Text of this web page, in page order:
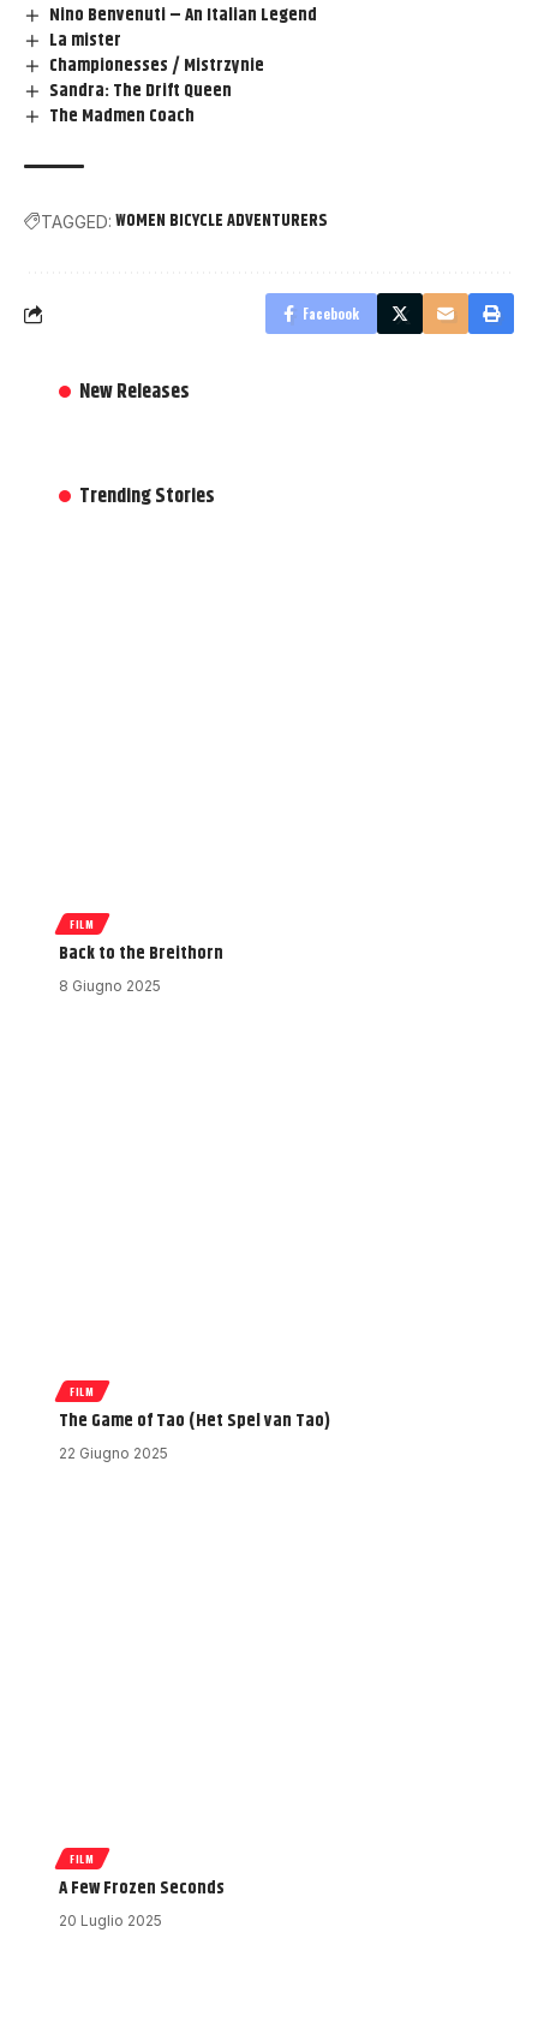
Nino Benvenuti – An Italian Legend
La mister
Championesses / Mistrzynie
Sandra: The Drift Queen
The Madmen Coach
TAGGED: WOMEN BICYCLE ADVENTURERS
Facebook
New Releases
Trending Stories
FILM
Back to the Breithorn
8 Giugno 2025
FILM
The Game of Tao (Het Spel van Tao)
22 Giugno 2025
FILM
A Few Frozen Seconds
20 Luglio 2025